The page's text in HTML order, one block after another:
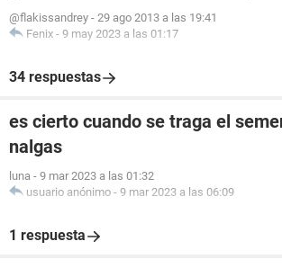
@flakissandrey - 29 ago 2013 a las 19:41
Fenix - 9 may 2023 a las 01:17
34 respuestas
es cierto cuando se traga el
nalgas
luna - 9 mar 2023 a las 01:32
usuario anónimo - 9 mar 2023 a las 06:09
1 respuesta